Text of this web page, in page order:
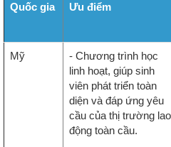
Quốc gia Ưu điểm
Mỹ
- Chương trình học
linh hoạt, giúp sinh
viên phát triển toàn
diện và đáp ứng yêu
cầu của thị trường lao
động toàn cầu.